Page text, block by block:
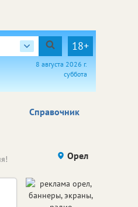
18+
8 августа 2026 г.
суббота
Справочник
Происшествия Здоровье
Орел